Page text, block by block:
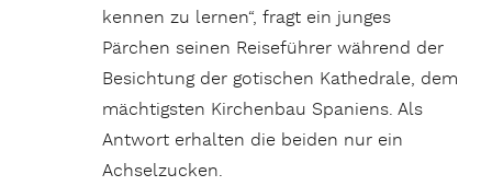
kennen zu lernen“, fragt ein junges
Pärchen seinen Reiseführer während der
Besichtung der gotischen Kathedrale, dem
mächtigsten Kirchenbau Spaniens. Als
Antwort erhalten die beiden nur ein
Achselzucken.